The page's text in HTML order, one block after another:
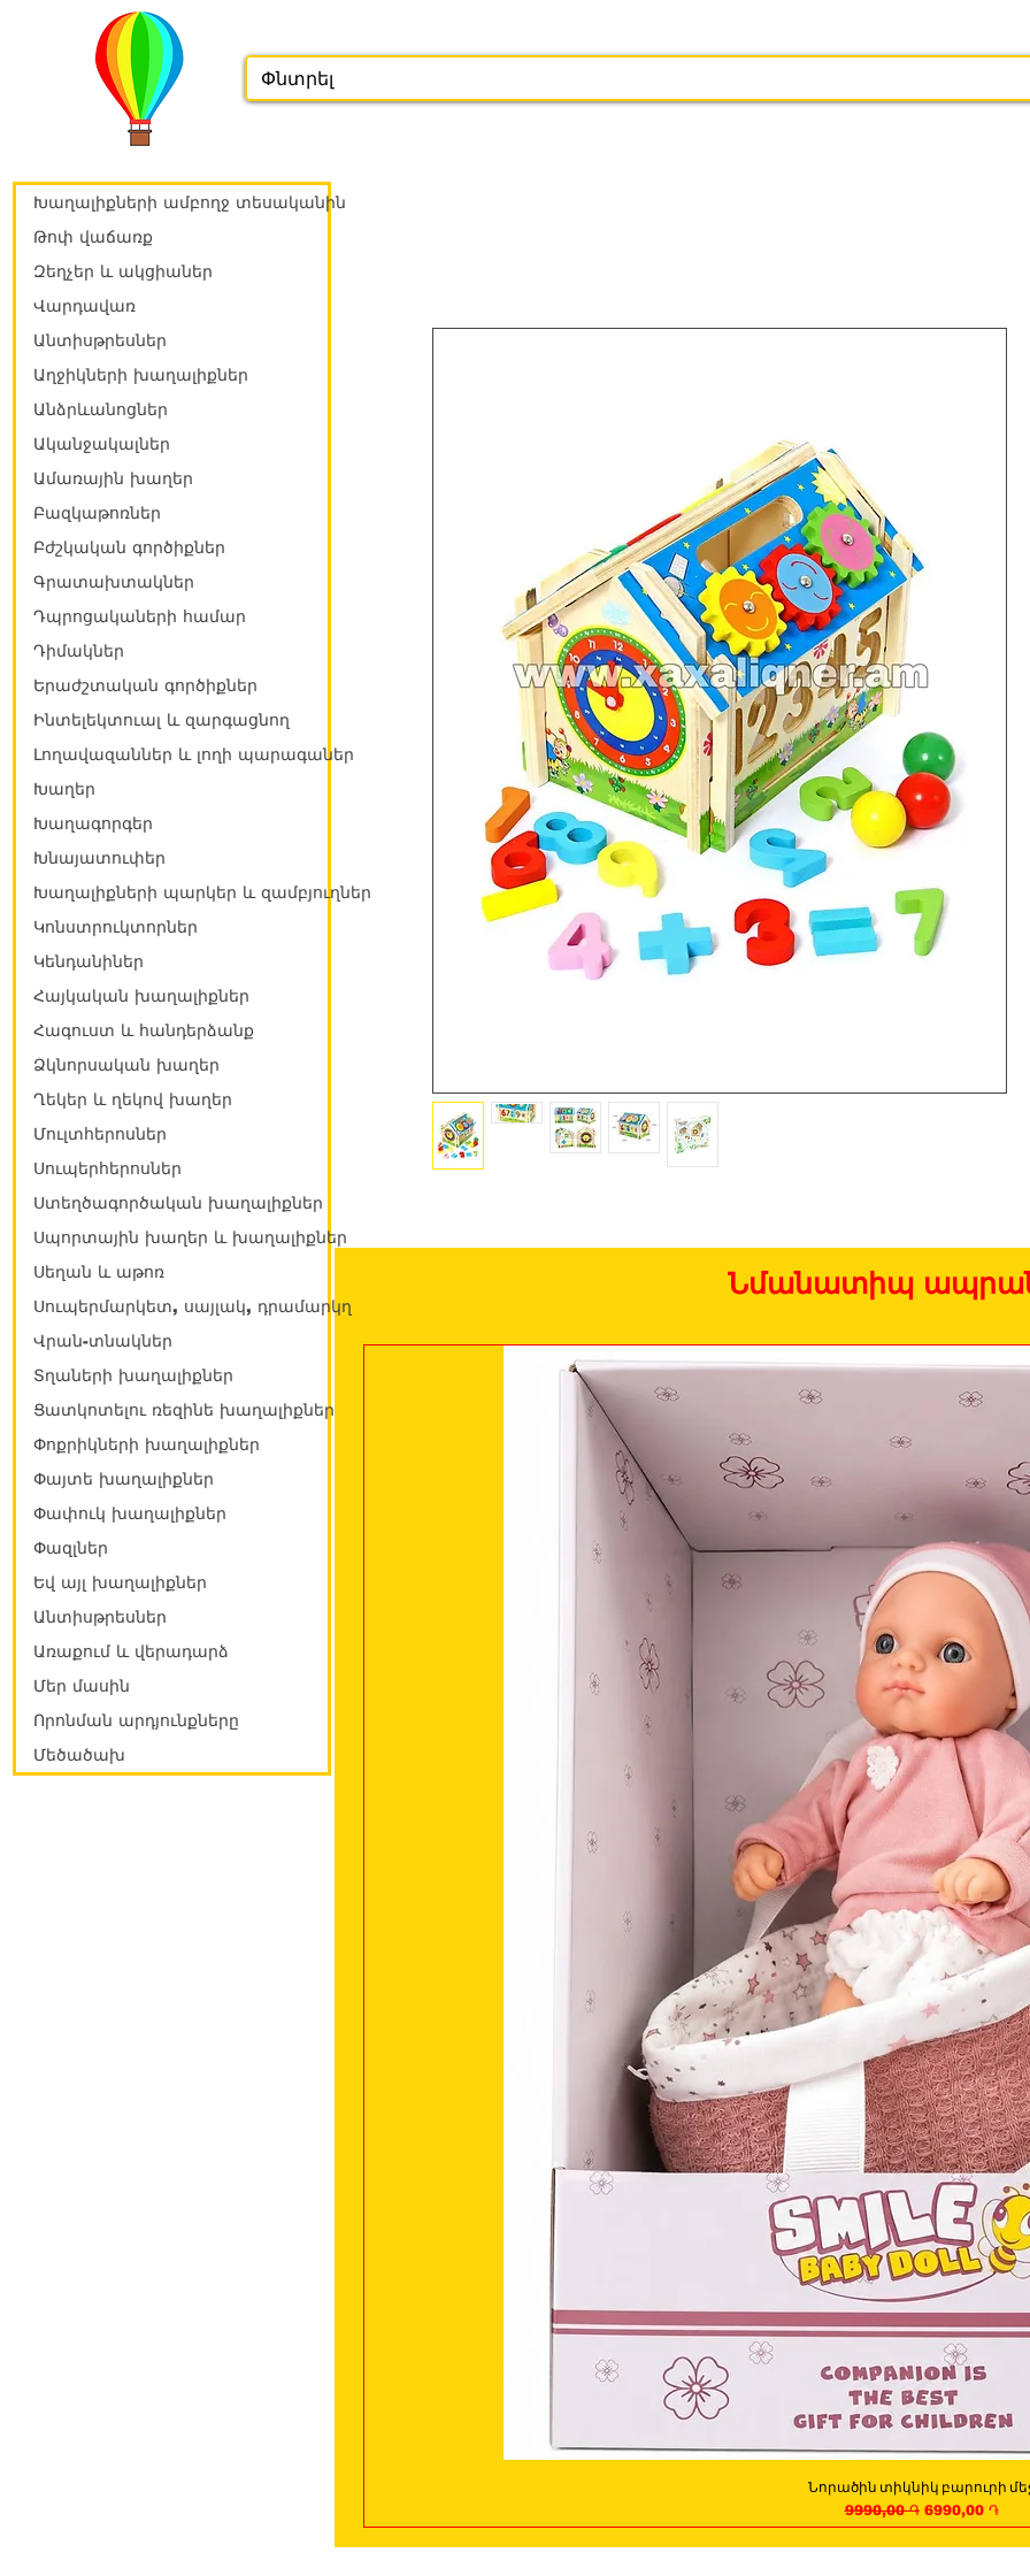
Նմանատիպ
Quick View
Նորածին տիկնիկ բարուրի
Regular Price
9990,00 ֏ Sale Price
6990,00 ֏
Խաղալիքների ամբողջ տեսականին
Թոփ վաճառք
Զեղչեր և ակցիաներ
Վարդավառ
Անտիսթրեսներ
Աղջիկների խաղալիքներ
Անձրևանոցներ
Ականջակալներ
Ամառային խաղեր
Բազկաթոռներ
Բժշկական գործիքներ
Գրատախտակներ
Դպրոցակաների համար
Դիմակներ
Երաժշտական գործիքներ
Ինտելեկտուալ և զարգացնող
Լողավազաններ և լողի պարագաներ
Խաղեր
Խաղագորգեր
Խնայատուփեր
Խաղալիքների պարկեր և զամբյուղներ
Կոնստրուկտորներ
Կենդանիներ
Հայկական խաղալիքներ
Հագուստ և հանդերձանք
Ձկնորսական խաղեր
Ղեկեր և ղեկով խաղեր
Մուլտհերոսներ
Սուպերհերոսներ
Ստեղծագործական խաղալիքներ
Սպորտային խաղեր և խաղալիքներ
Սեղան և աթոռ
Սուպերմարկետ, սայլակ, դրամարկղ
Վրան-տնակներ
Տղաների խաղալիքներ
Ցատկոտելու ռեզինե խաղալիքներ
Փոքրիկների խաղալիքներ
Փայտե խաղալիքներ
Փափուկ խաղալիքներ
Փազլներ
Եվ այլ խաղալիքներ
Անտիսթրեսներ
Առաքում և վերադարձ
Մեր մասին
Որոնման արդյունքները
Մեծածախ